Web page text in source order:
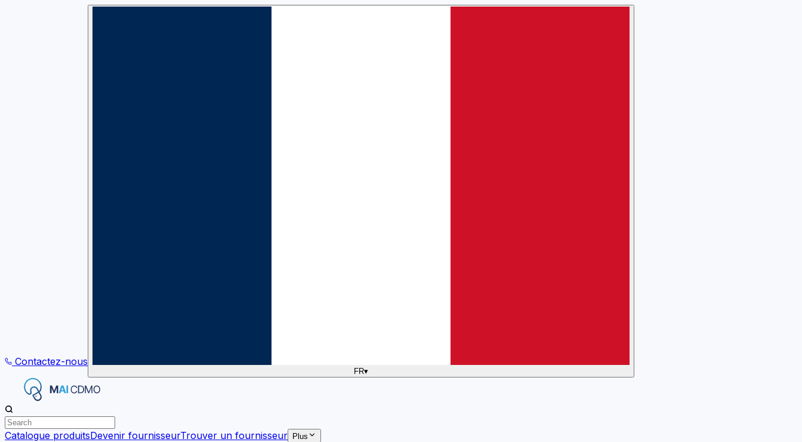
Contactez-nous
FR▾
Catalogue produitsDevenir fournisseurTrouver un fournisseur Plus